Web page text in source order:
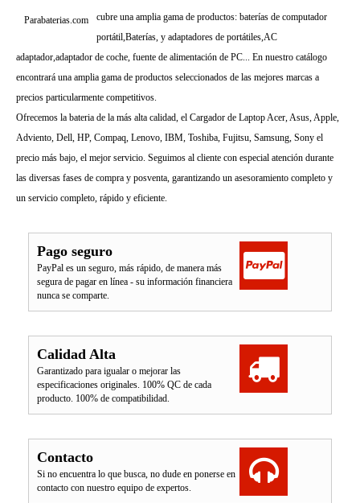
Parabaterias.com
cubre una amplia gama de productos: baterías de computador
portátil,Baterías, y adaptadores de portátiles,AC
adaptador,adaptador de coche, fuente de alimentación de PC... En nuestro catálogo
encontrará una amplia gama de productos seleccionados de las mejores marcas a
precios particularmente competitivos.
Ofrecemos la bateria de la más alta calidad, el Cargador de Laptop Acer, Asus, Apple,
Adviento, Dell, HP, Compaq, Lenovo, IBM, Toshiba, Fujitsu, Samsung, Sony el
precio más bajo, el mejor servicio. Seguimos al cliente con especial atención durante
las diversas fases de compra y posventa, garantizando un asesoramiento completo y
un servicio completo, rápido y eficiente.
Pago seguro
PayPal es un seguro, más rápido, de manera más
segura de pagar en línea - su información financiera
nunca se comparte.
Calidad Alta
Garantizado para igualar o mejorar las
especificaciones originales. 100% QC de cada
producto. 100% de compatibilidad.
Contacto
Si no encuentra lo que busca, no dude en ponerse en
contacto con nuestro equipo de expertos.